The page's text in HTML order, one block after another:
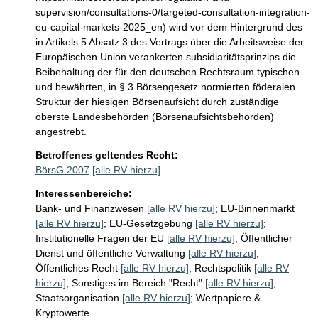
supervision/consultations-0/targeted-consultation-integration-
eu-capital-markets-2025_en) wird vor dem Hintergrund des
in Artikels 5 Absatz 3 des Vertrags über die Arbeitsweise der
Europäischen Union verankerten subsidiaritätsprinzips die
Beibehaltung der für den deutschen Rechtsraum typischen
und bewährten, in § 3 Börsengesetz normierten föderalen
Struktur der hiesigen Börsenaufsicht durch zuständige
oberste Landesbehörden (Börsenaufsichtsbehörden)
angestrebt.
Betroffenes geltendes Recht:
BörsG 2007 [alle RV hierzu]
Interessenbereiche:
Bank- und Finanzwesen [alle RV hierzu]; EU-Binnenmarkt
[alle RV hierzu]; EU-Gesetzgebung [alle RV hierzu];
Institutionelle Fragen der EU [alle RV hierzu]; Öffentlicher
Dienst und öffentliche Verwaltung [alle RV hierzu];
Öffentliches Recht [alle RV hierzu]; Rechtspolitik [alle RV
hierzu]; Sonstiges im Bereich "Recht" [alle RV hierzu];
Staatsorganisation [alle RV hierzu]; Wertpapiere &
Kryptowerte